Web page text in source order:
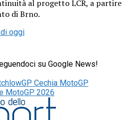
al progetto LCR, a partire
di Brno.
oggi
su Google News!
GP Cechia MotoGP
MotoGP 2026